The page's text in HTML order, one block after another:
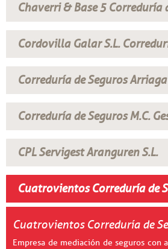
Chaverri & Base 5 Correduría
Cordovilla Galar S.L.
Correduría de Seguros
Correduría de Seguros M.C.
CPL Servigest Aranguren S.L.
Cuatrovientos Correduría de
Cuatrovientos Correduría de
Empresa de mediación de seguros con